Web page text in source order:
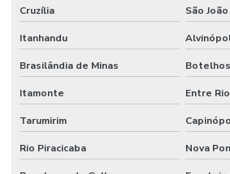
Serviço De Manutenção Preventiva Para
Serviço De Pintura Em Edificações
Serviço especializado de elétrica
Serviço Especializado Em Manutenção
Serviço especializado de engenharia
Cruzília São
Itanhandu
Brasilândia de Minas Botelhos
Itamonte Entre
Tarumirim
Rio Piracicaba Nova